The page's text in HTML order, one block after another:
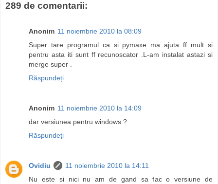
289 de comentarii:
Anonim 11 noiembrie 2010 la 08:09
Super tare programul ca si pymaxe ma ajuta ff mult si
pentru asta iti sunt ff recunoscator .L-am instalat astazi si
merge super .
Răspundeți
Anonim 11 noiembrie 2010 la 14:09
dar versiunea pentru windows ?
Răspundeți
Ovidiu
11 noiembrie 2010 la 14:11
Nu este si nici nu am de gand sa fac o versiune de